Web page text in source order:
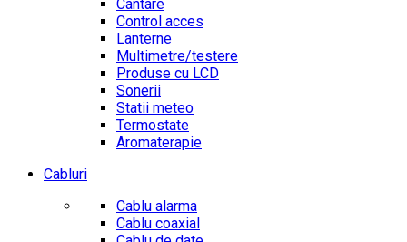
Cantare
Control acces
Lanterne
Multimetre/testere
Produse cu LCD
Sonerii
Statii meteo
Termostate
Aromaterapie
Cabluri
Cablu alarma
Cablu coaxial